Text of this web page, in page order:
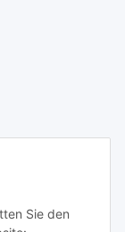
Sie den